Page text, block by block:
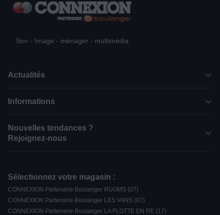
Son - Image - ménager - multimédia
Actualités
Informations
Nouvelles tendances ?
Rejoignez-nous
Sélectionnez votre magasin :
CONNEXION Partenaire Boulanger RUOMS (07)
CONNEXION Partenaire Boulanger LES VANS (07)
CONNEXION Partenaire Boulanger LA FLOTTE EN RE (17)